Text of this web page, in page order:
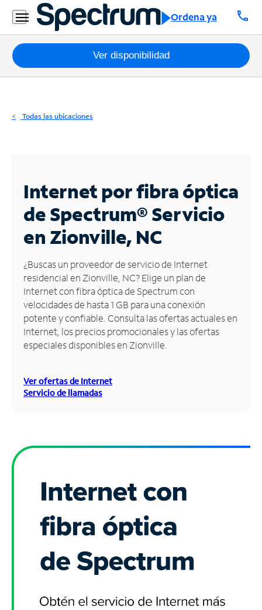
Ordena ya call
Residencial
Business
Paquetes
Internet
Business
Contáctanos
Inglés
Administrar
cuenta
Encuentra
una
tienda
Ver disponibilidad
Todas las ubicaciones
Internet por fibra óptica
de Spectrum®Servicio
en Zionville, NC
¿Buscas un proveedor de servicio de Internet
residencial en Zionville, NC? Elige un plan de
Internet con fibra óptica de Spectrum con
velocidades de hasta 1 GB para una conexión
potente y confiable. Consulta las ofertas actuales en
Internet, los precios promocionales y las ofertas
especiales disponibles en Zionville.
Ver ofertas de Internet
Servicio de llamadas